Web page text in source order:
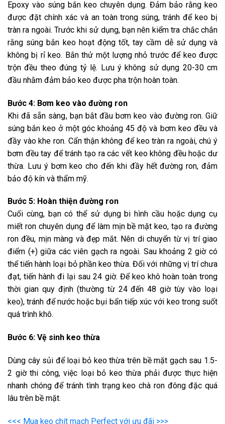
Epoxy vào súng bắn keo chuyên dụng. Đảm bảo rằng keo
được đặt chính xác và an toàn trong súng, tránh để keo bị
tràn ra ngoài. Trước khi sử dụng, bạn nên kiểm tra chắc chắn
rằng súng bắn keo hoạt động tốt, tay cầm dễ sử dụng và
không bị rỉ keo. Bắn thử một lượng nhỏ trước để keo được
trộn đều theo đúng tỷ lệ. Lưu ý không sử dụng 20-30 cm
đầu nhằm đảm bảo keo được pha trộn hoàn toàn.
Bước 4: Bơm keo vào đường ron
Khi đã sẵn sàng, bạn bắt đầu bơm keo vào đường ron. Giữ
súng bắn keo ở một góc khoảng 45 độ và bơm keo đều và
đầy vào khe ron. Cẩn thận không để keo tràn ra ngoài, chú ý
bơm đều tay để tránh tạo ra các vết keo không đều hoặc dư
thừa. Lưu ý bơm keo cho đến khi đầy hết đường ron, đảm
bảo độ kín và thẩm mỹ.
Bước 5: Hoàn thiện đường ron
Cuối cùng, bạn có thể sử dụng bi hình cầu hoặc dụng cụ
miết ron chuyên dụng để làm mịn bề mặt keo, tạo ra đường
ron đều, mịn màng và đẹp mắt. Nên di chuyển từ vị trí giao
điểm (+) giữa các viên gạch ra ngoài. Sau khoảng 2 giờ có
thể tiến hành loại bỏ phần keo thừa. Đối với những vị trí chưa
đạt, tiến hành đi lại sau 24 giờ. Để keo khô hoàn toàn trong
thời gian quy định (thường từ 24 đến 48 giờ tùy vào loại
keo), tránh để nước hoặc bụi bẩn tiếp xúc với keo trong suốt
quá trình khô.
Bước 6: Vệ sinh keo thừa
Dùng cây sủi để loại bỏ keo thừa trên bề mặt gạch sau 1.5-
2 giờ thi công, việc loại bỏ keo thừa phải được thực hiện
nhanh chóng để tránh tình trạng keo chà ron đông đặc quá
lâu trên bề mặt.
<<< Mua keo chít mạch Perfect với ưu đãi >>>